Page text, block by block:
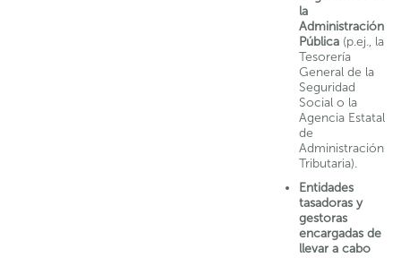
la
Administración
Pública (p.ej., la
Tesorería
General de la
Seguridad
Social o la
Agencia Estatal
de
Administración
Tributaria).
Entidades
tasadoras y
gestoras
encargadas de
llevar a cabo